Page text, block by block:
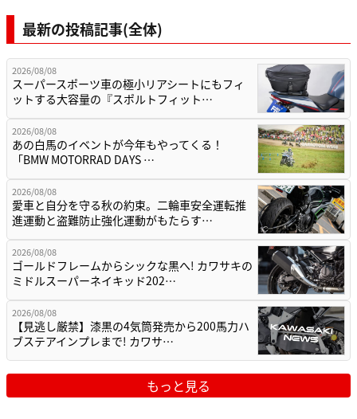
最新の投稿記事(全体)
2026/08/08
スーパースポーツ車の極小リアシートにもフィ
ットする大容量の『スポルトフィット…
2026/08/08
あの白馬のイベントが今年もやってくる！
「BMW MOTORRAD DAYS …
2026/08/08
愛車と自分を守る秋の約束。二輪車安全運転推
進運動と盗難防止強化運動がもたらす…
2026/08/08
ゴールドフレームからシックな黒へ! カワサキの
ミドルスーパーネイキッド202…
2026/08/08
【見逃し厳禁】漆黒の4気筒発売から200馬力ハ
ブステアインプレまで! カワサ…
もっと見る